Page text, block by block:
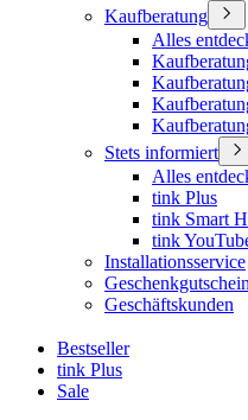
Kaufberatung
Alles
Stets informiert
Alles
tink Plus
tink Smart
tink
Installationsservice
Geschäftskunden
Bestseller
tink Plus
Sale